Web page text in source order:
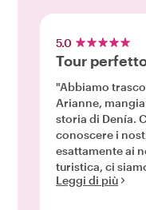
5.0
Tour
"Abbiamo
Arianne,
storia di Denía.
conoscere i
esattamente ai
turistica, ci
trascorrendo la
Leggi di più